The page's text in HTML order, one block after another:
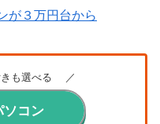
が３万円台から
きも選べる ／
ソコン